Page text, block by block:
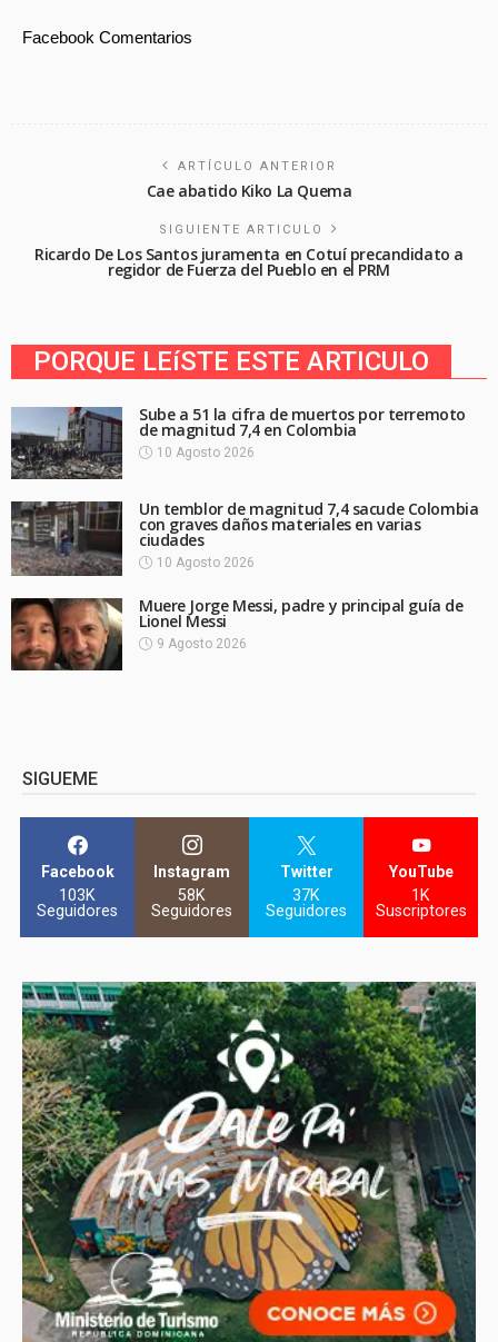
Facebook Comentarios
ARTÍCULO ANTERIOR
Cae abatido Kiko La Quema
SIGUIENTE ARTICULO
Ricardo De Los Santos juramenta en Cotuí precandidato a
regidor de Fuerza del Pueblo en el PRM
PORQUE LEíSTE ESTE ARTICULO
Sube a 51 la cifra de muertos por terremoto
de magnitud 7,4 en Colombia
10 Agosto 2026
Un temblor de magnitud 7,4 sacude Colombia
con graves daños materiales en varias
ciudades
10 Agosto 2026
Muere Jorge Messi, padre y principal guía de
Lionel Messi
9 Agosto 2026
SIGUEME
Facebook
103K
Seguidores
Instagram
58K
Seguidores
Twitter
37K
Seguidores
YouTube
1K
Suscriptores